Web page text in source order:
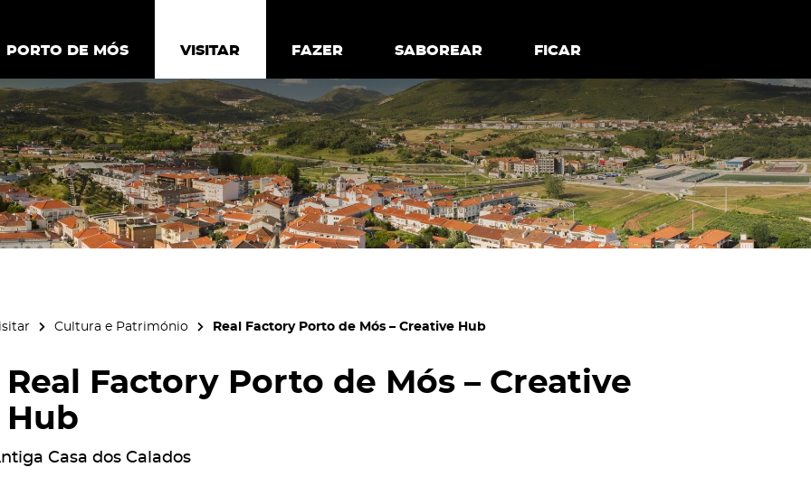
PORTO DE MÓS
VISITAR FAZER SABOREAR FICAR
PORTO DE MÓS VISITAR FAZER SABOREAR FICAR
Cultura e Património Real Factory Porto de Mós – Creative Hub
Real Factory Porto de Mós – Creative
Hub
Casa dos Calados